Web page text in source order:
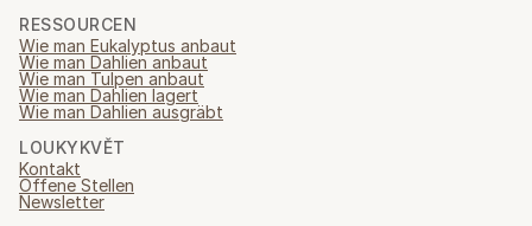
RESSOURCEN
Wie man Eukalyptus anbaut
Wie man Dahlien anbaut
Wie man Tulpen anbaut
Wie man Dahlien lagert
Wie man Dahlien ausgräbt
LOUKYKVĚT
Kontakt
Offene Stellen
Newsletter